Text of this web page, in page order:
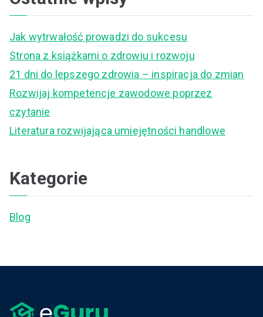
Jak wytrwałość prowadzi do sukcesu
Strona z książkami o zdrowiu i rozwoju
21 dni do lepszego zdrowia – inspiracja do zmian
Rozwijaj kompetencje zawodowe poprzez
czytanie
Literatura rozwijająca umiejętności handlowe
Kategorie
Blog